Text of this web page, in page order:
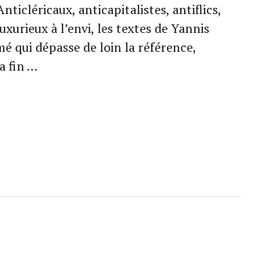
anticapitalistes, antiflics,
à l’envi, les textes de Yannis
qui dépasse de loin la référence,
fin …